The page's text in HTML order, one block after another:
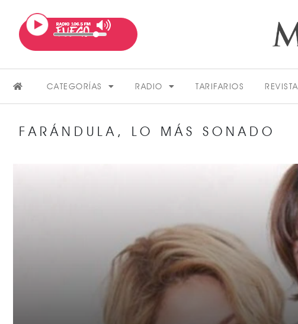
CATEGORÍAS RADIO TARIFARIOS REVISTA
VER MÁS
FARÁNDULA , LO MÁS SONADO